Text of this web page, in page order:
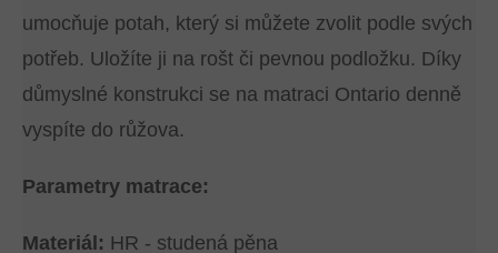
umocňuje potah, který si můžete zvolit podle svých
potřeb. Uložíte ji na rošt či pevnou podložku. Díky
důmyslné konstrukci se na matraci Ontario denně
vyspíte do růžova.
Parametry matrace:
Materiál: HR - studená pěna